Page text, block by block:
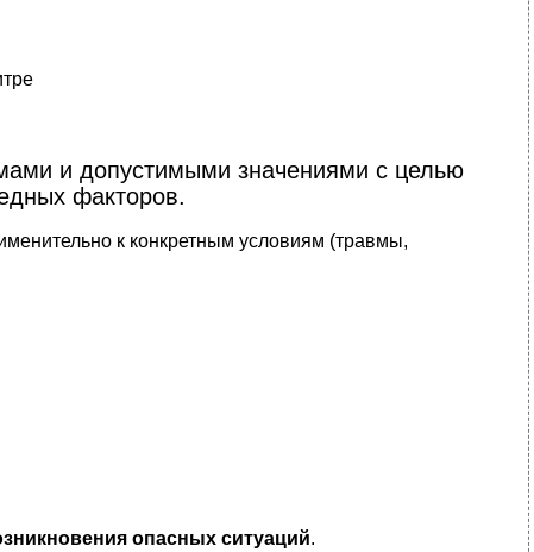
и допустимыми значениями с целью
факторов.
к конкретным условиям (травмы,
опасных ситуаций.